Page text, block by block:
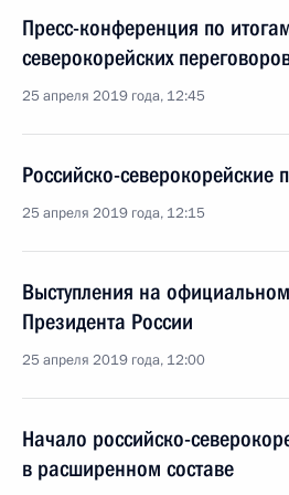
Пресс-конференция по
северокорейских
25 апреля 2019 года, 12:45
Российско-северокорейские
25 апреля 2019 года, 12:15
Выступления на
Президента России
25 апреля 2019 года, 12:00
Начало российско-
в расширенном составе